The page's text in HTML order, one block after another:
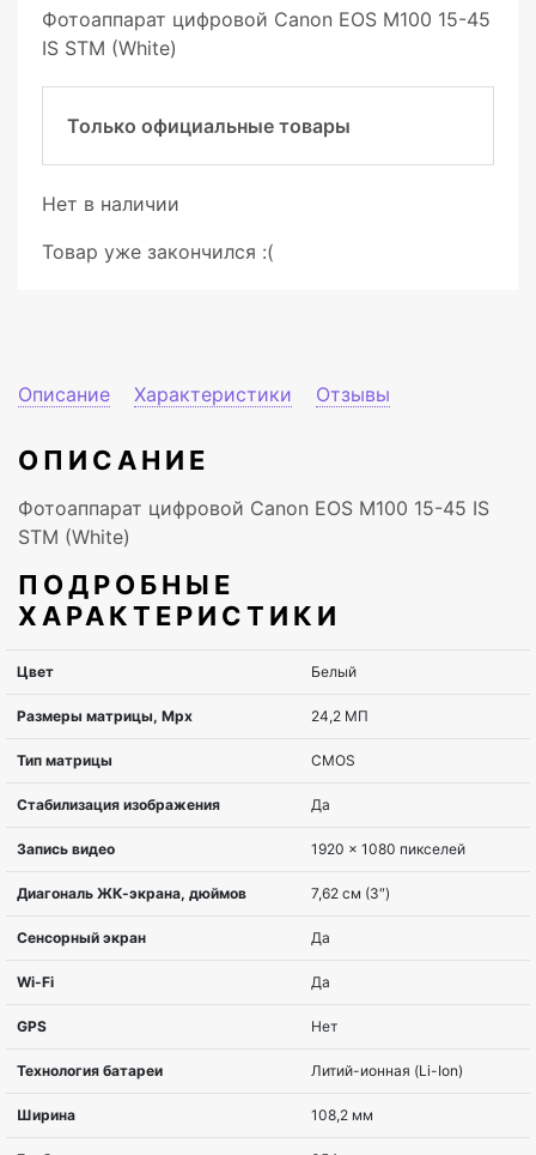
Фотоаппарат цифровой Canon EOS M100 15-45
IS STM (White)
Только официальные товары
Нет в наличии
Товар уже закончился :(
Описание Характеристики Отзывы
ОПИСАНИЕ
Фотоаппарат цифровой Canon EOS M100 15-45 IS
STM (White)
ПОДРОБНЫЕ
ХАРАКТЕРИСТИКИ